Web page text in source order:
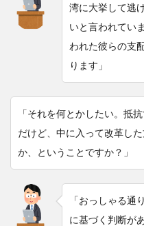
湾に大挙して逃
いと言われてい
われた彼らの支
ります」
「それを何とかしたい。抵
だけど、中に入って改革し
か、ということですか？」
「おっしゃる通
に基づく判断が